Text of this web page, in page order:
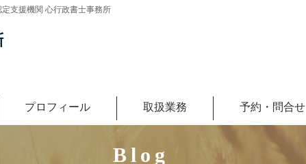
支援機関 心行政書士事務所
受付時間 ［平日］9：00～17:00
プロフィール 取扱業務 予約・問合せ
Blog